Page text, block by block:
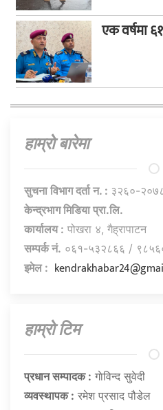
एक वर्षमा
हाम्राे बारेमा
सुचना विभाग दर्ता न. : ३२६०-
केन्द्रभाग मिडिया प्रा.लि.
कार्यालय : पोखरा ४, गैह्रापाटन
सम्पर्क नं. ०६१-५३२८६६ /
इमेल :
हाम्राे टिम
प्रधान सम्पादक : गाेविन्द सुवेदी
व्यवस्थापक : रमेश प्रसाद पौडेल